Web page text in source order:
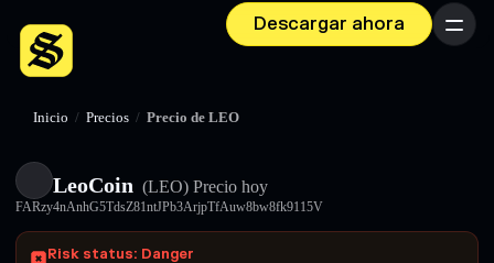
Descargar ahora Menú
Inicio / Precios / Precio de LEO
LeoCoin (LEO) Precio hoy
FARzy4nAnhG5TdsZ81ntJPb3ArjpTfAuw8bw8fk9115V
Risk status: Danger